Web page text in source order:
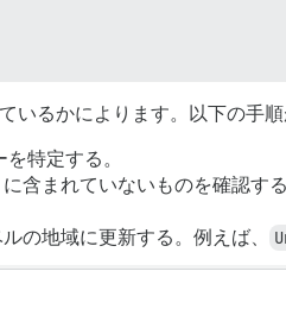
いるかによります。以下の手順
特定する。
含まれていないものを確認する
の地域に更新する。例えば、